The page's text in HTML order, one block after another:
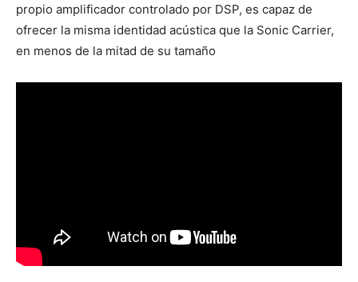
propio amplificador controlado por DSP, es capaz de
ofrecer la misma identidad acústica que la Sonic Carrier,
en menos de la mitad de su tamaño